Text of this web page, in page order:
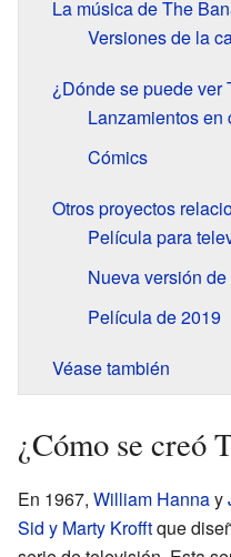
La música de The
Versiones de la
¿Dónde se puede ver
Lanzamientos en
Cómics
Otros proyectos
Película para
Nueva versión de
Película de 2019
Véase también
¿Cómo se creó
En 1967, William Hannay
Sid y Marty Krofftque